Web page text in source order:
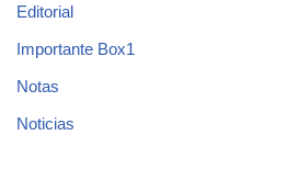
Editorial
Importante Box1
Notas
Noticias